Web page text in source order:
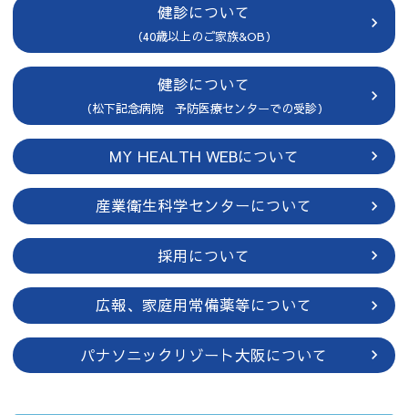
健診について
（40歳以上のご家族&OB）
健診について
（松下記念病院 予防医療センターでの受診）
MY HEALTH WEBについて
産業衛生科学センターについて
採用について
広報、家庭用常備薬等について
パナソニックリゾート大阪について